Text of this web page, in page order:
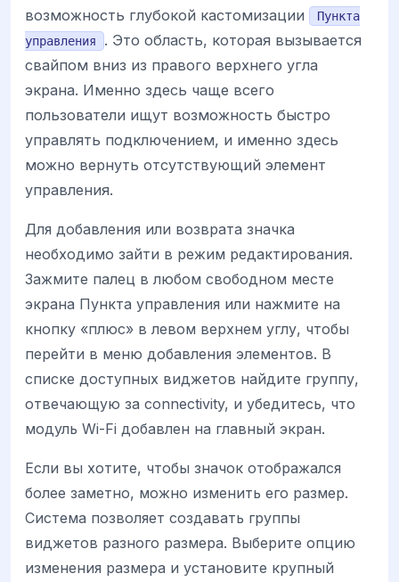
возможность глубокой кастомизации
Пункта
управления
. Это область, которая вызывается
свайпом вниз из правого верхнего угла
экрана. Именно здесь чаще всего
пользователи ищут возможность быстро
управлять подключением, и именно здесь
можно вернуть отсутствующий элемент
управления.
Для добавления или возврата значка
необходимо зайти в режим редактирования.
Зажмите палец в любом свободном месте
экрана Пункта управления или нажмите на
кнопку «плюс» в левом верхнем углу, чтобы
перейти в меню добавления элементов. В
списке доступных виджетов найдите группу,
отвечающую за connectivity, и убедитесь, что
модуль Wi-Fi добавлен на главный экран.
Если вы хотите, чтобы значок отображался
более заметно, можно изменить его размер.
Система позволяет создавать группы
виджетов разного размера. Выберите опцию
изменения размера и установите крупный